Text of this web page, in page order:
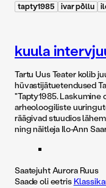
tapty1985
ivar põllu
kuula
Tartu Uus Teater kolib
hüvastijätuetendused
"Tapty1985.
arheoloogiliste
räägivad stuudios
ning näitleja Ilo-Ann
Saatejuht Aurora Ruus
Saade oli eetris